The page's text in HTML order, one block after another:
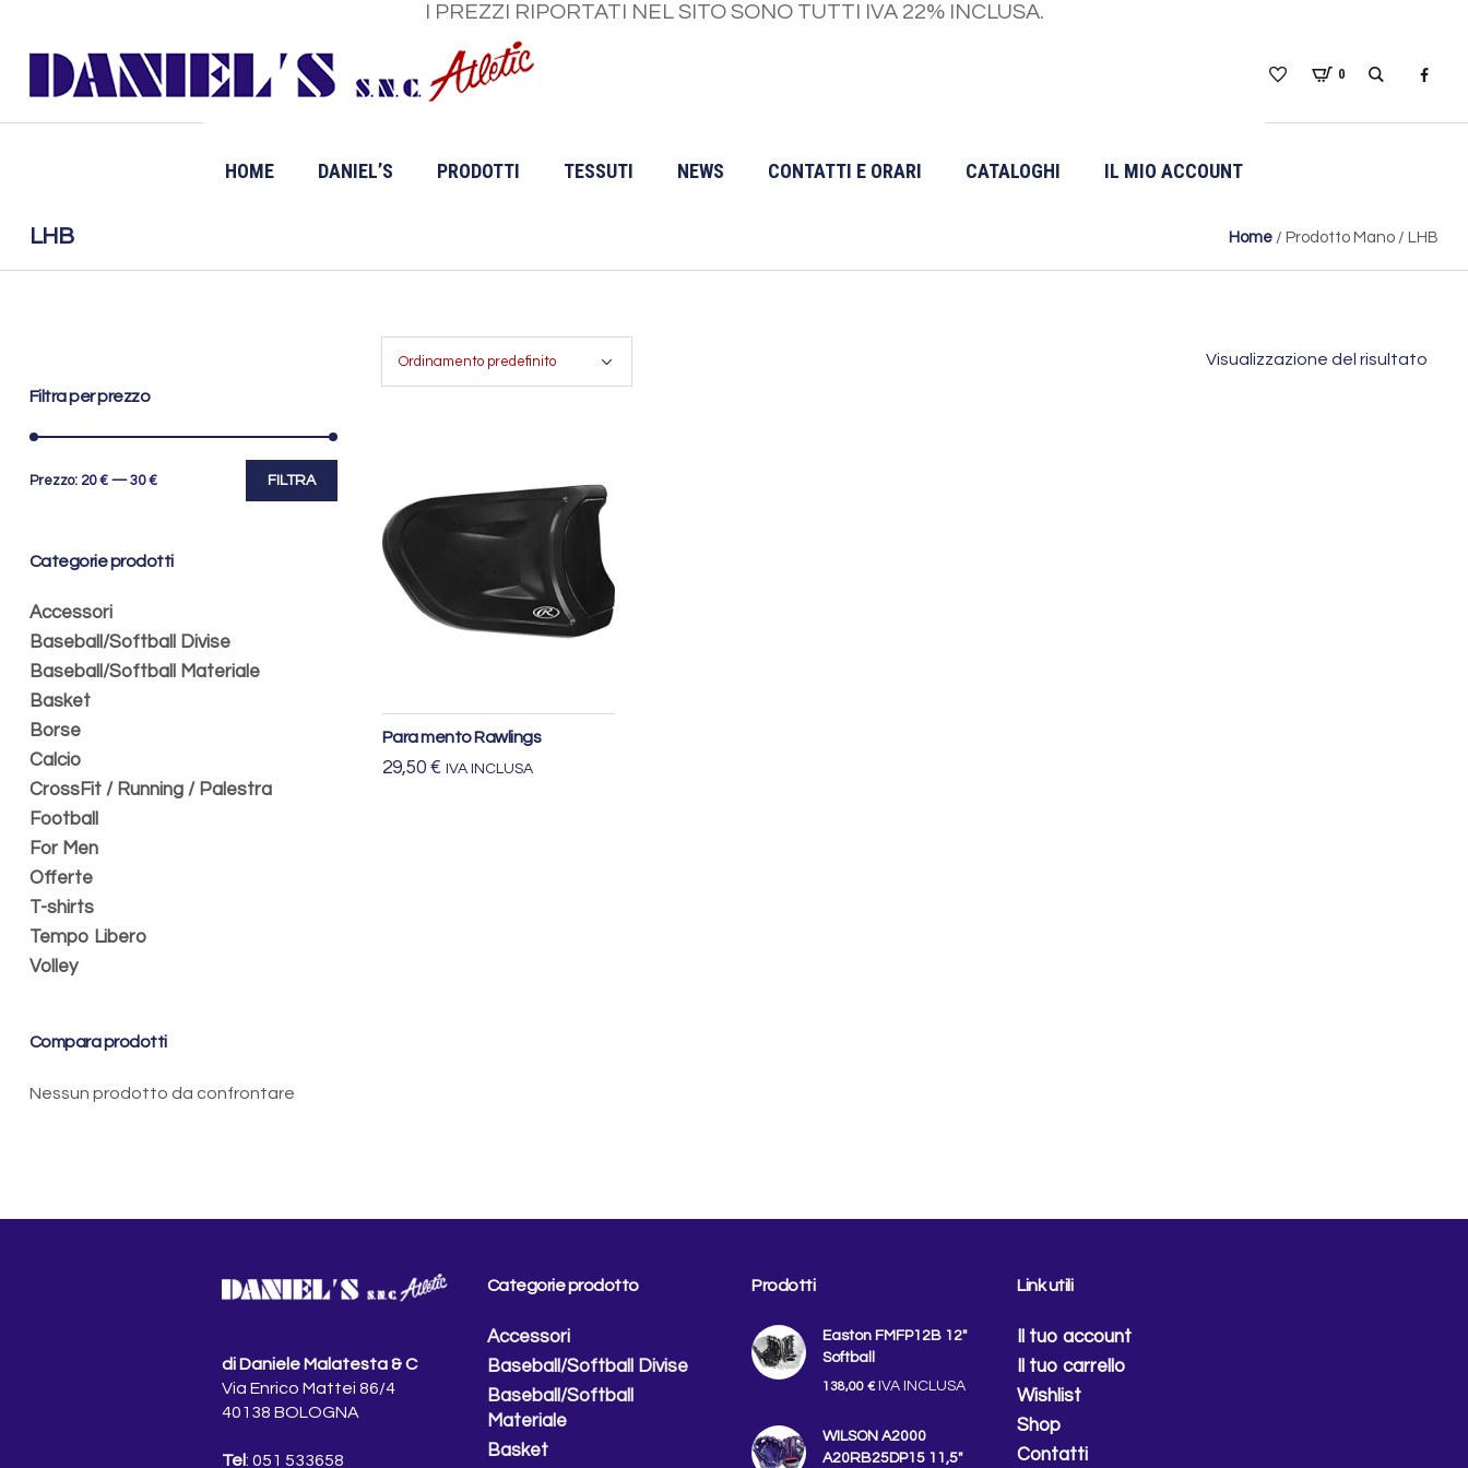
I PREZZI RIPORTATI NEL SITO SONO TUTTI IVA 22% INCLUSA.
0
HOME DANIEL’S PRODOTTI TESSUTI NEWS CONTATTI E ORARI CATALOGHI IL MIO ACCOUNT
LHB Home / Prodotto Mano / LHB
Visualizzazione del risultato
Para mento Rawlings
29,50 € IVA INCLUSA
Filtra per prezzo
Prezzo
Prezzo
FILTRA
Prezzo: 20€—30€
Categorie prodotti
Accessori
Baseball/Softball Divise
Baseball/Softball Materiale
Basket
Borse
Calcio
CrossFit / Running / Palestra
Football
For Men
Offerte
T-shirts
Tempo Libero
Volley
Compara prodotti
Nessun prodotto da confrontare
di Daniele Malatesta & C
Via Enrico Mattei 86/4
40138 BOLOGNA
Tel: 051 533658
Categorie prodotto
Accessori
Baseball/Softball Divise
Baseball/Softball
Materiale
Basket
Prodotti
Easton FMFP12B 12″
Softball
138,00 € IVA INCLUSA
WILSON A2000
A20RB25DP15 11,5"
Link utili
Il tuo account
Il tuo carrello
Wishlist
Shop
Contatti